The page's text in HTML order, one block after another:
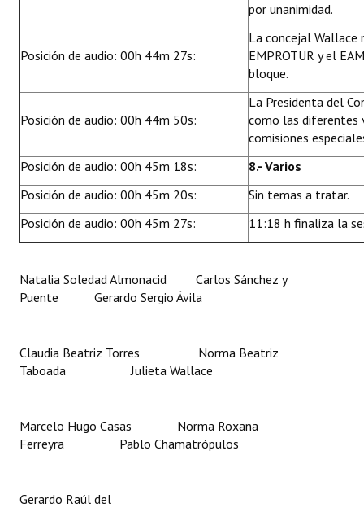
por unanimidad.
Posición de audio: 00h 44m 27s:
La concejal
EMPROTUR y el
bloque.
Posición de audio: 00h 44m 50s:
La Presidenta del
como las diferentes
comisiones
Posición de audio: 00h 45m 18s:
8.- Varios
Posición de audio: 00h 45m 20s:
Sin temas a tratar.
Posición de audio: 00h 45m 27s:
11:18 h finaliza la
Natalia Soledad Almonacid Carlos Sánchez y
Puente Gerardo Sergio Ávila
Claudia Beatriz Torres Norma Beatriz
Taboada Julieta Wallace
Marcelo Hugo Casas Norma Roxana
Ferreyra Pablo Chamatrópulos
Gerardo Raúl del